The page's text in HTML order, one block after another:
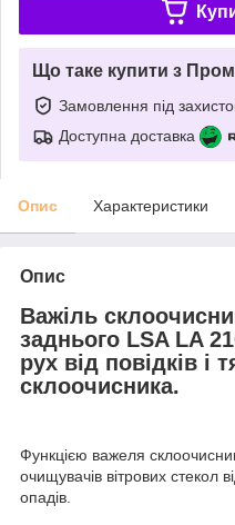
Що таке купити з
Замовлення під
Доступна доставка
Опис Характеристики
Опис
Важіль
заднього LSA LA
рух від повідків і
склоочисника.
Функцією важеля
очищувачів вітрових стекол
опадів.